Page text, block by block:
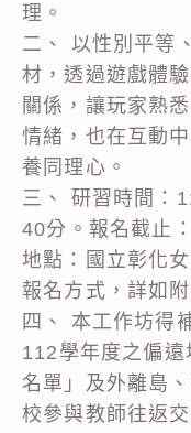
理。
二、 以性別平等
材，透過遊戲體
關係，讓玩家熟
情緒，也在互動
養同理心。
三、 研習時間：
40分。報名截止
地點：國立彰化
報名方式，詳如
四、 本工作坊得
112學年度之偏
名單」及外離島
校參與教師往返